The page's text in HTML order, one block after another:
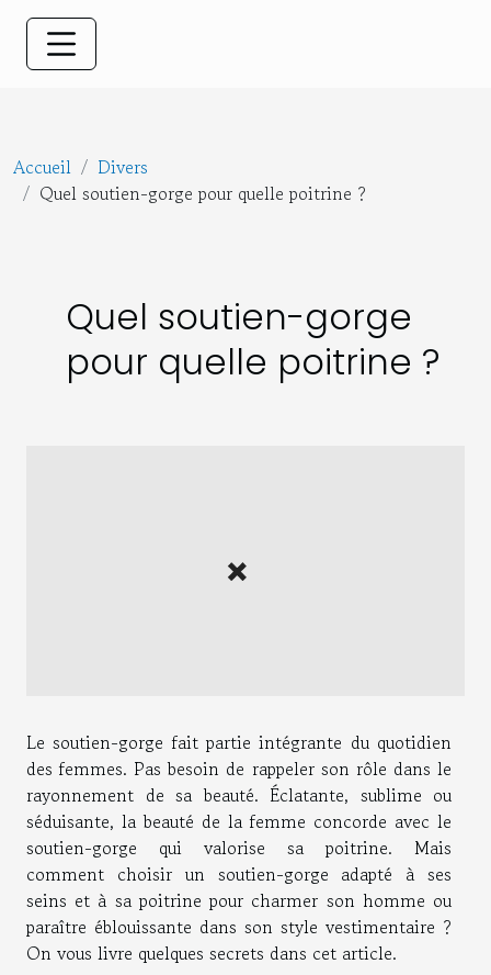
Accueil
Divers
Quel soutien-gorge pour quelle poitrine ?
Quel soutien-gorge
pour quelle poitrine ?
Le soutien-gorge fait partie intégrante du quotidien
des femmes. Pas besoin de rappeler son rôle dans le
rayonnement de sa beauté. Éclatante, sublime ou
séduisante, la beauté de la femme concorde avec le
soutien-gorge qui valorise sa poitrine. Mais
comment choisir un soutien-gorge adapté à ses
seins et à sa poitrine pour charmer son homme ou
paraître éblouissante dans son style vestimentaire ?
On vous livre quelques secrets dans cet article.